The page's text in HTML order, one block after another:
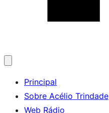
menu
Principal
Sobre Acélio Trindade
Web Rádio